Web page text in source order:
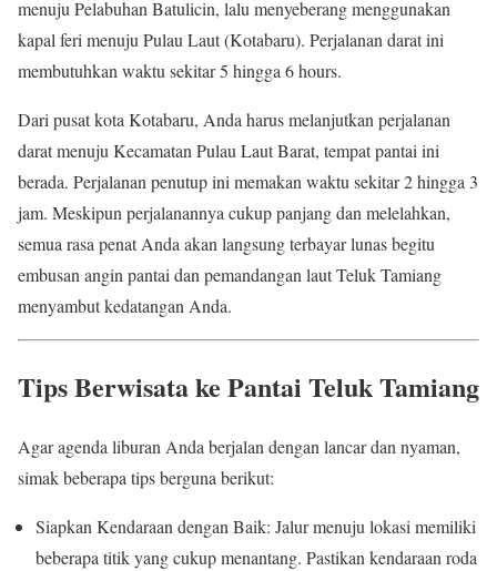
menuju Pelabuhan Batulicin, lalu menyeberang menggunakan
kapal feri menuju Pulau Laut (Kotabaru). Perjalanan darat ini
membutuhkan waktu sekitar 5 hingga 6 hours.
Dari pusat kota Kotabaru, Anda harus melanjutkan perjalanan
darat menuju Kecamatan Pulau Laut Barat, tempat pantai ini
berada. Perjalanan penutup ini memakan waktu sekitar 2 hingga 3
jam. Meskipun perjalanannya cukup panjang dan melelahkan,
semua rasa penat Anda akan langsung terbayar lunas begitu
embusan angin pantai dan pemandangan laut Teluk Tamiang
menyambut kedatangan Anda.
Tips Berwisata ke Pantai Teluk Tamiang
Agar agenda liburan Anda berjalan dengan lancar dan nyaman,
simak beberapa tips berguna berikut:
Siapkan Kendaraan dengan Baik: Jalur menuju lokasi memiliki
beberapa titik yang cukup menantang. Pastikan kendaraan roda